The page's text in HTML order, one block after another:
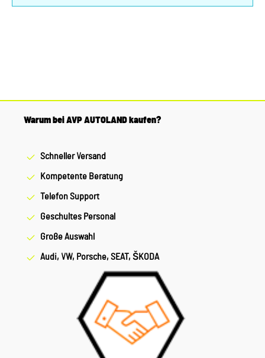
Warum bei AVP AUTOLAND kaufen?
Schneller Versand
Kompetente Beratung
Telefon Support
Geschultes Personal
Große Auswahl
Audi, VW, Porsche, SEAT, ŠKODA